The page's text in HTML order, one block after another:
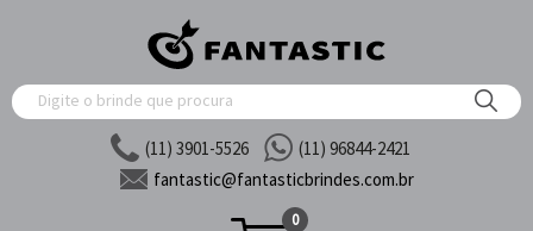
(11) 3901-5526
(11) 96844-2421
fantastic@fantasticbrindes.com.br
0